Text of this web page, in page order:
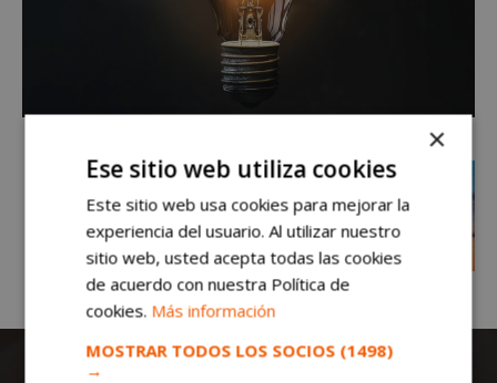
×
Ese sitio web utiliza cookies
Este sitio web usa cookies para mejorar la
experiencia del usuario. Al utilizar nuestro
sitio web, usted acepta todas las cookies
de acuerdo con nuestra Política de
cookies. Más información
MOSTRAR TODOS LOS SOCIOS (1498)
→